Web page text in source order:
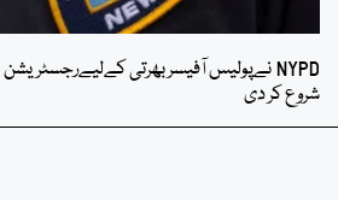
NYPD نےپولیس آفیسر بھرتی کےلیےرجسٹریشن
شروع کر دی